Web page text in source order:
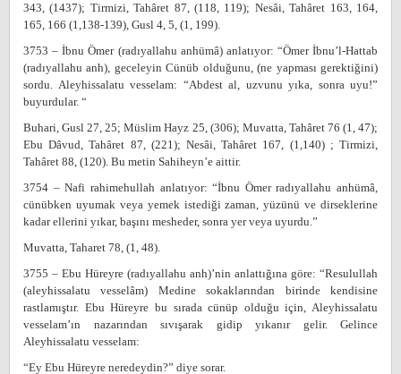
343, (1437); Tirmizi, Tahâret 87, (118, 119); Nesâi, Tahâret 163, 164,
165, 166 (1,138-139), Gusl 4, 5, (1, 199).
3753 – İbnu Ömer (radıyallahu anhümâ) anlatıyor: “Ömer İbnu’l-Hattab
(radıyallahu anh), geceleyin Cünüb olduğunu, (ne yapması gerektiğini)
sordu. Aleyhissalatu vesselam: “Abdest al, uzvunu yıka, sonra uyu!”
buyurdular. “
Buhari, Gusl 27, 25; Müslim Hayz 25, (306); Muvatta, Tahâret 76 (1, 47);
Ebu Dâvud, Tahâret 87, (221); Nesâi, Tahâret 167, (1,140) ; Tirmizi,
Tahâret 88, (120). Bu metin Sahiheyn’e aittir.
3754 – Nafi rahimehullah anlatıyor: “İbnu Ömer radıyallahu anhümâ,
cünübken uyumak veya yemek istediği zaman, yüzünü ve dirseklerine
kadar ellerini yıkar, başını mesheder, sonra yer veya uyurdu.”
Muvatta, Taharet 78, (1, 48).
3755 – Ebu Hüreyre (radıyallahu anh)’nin anlattığına göre: “Resulullah
(aleyhissalatu vesselâm) Medine sokaklarından birinde kendisine
rastlamıştır. Ebu Hüreyre bu sırada cünüp olduğu için, Aleyhissalatu
vesselam’ın nazarından sıvışarak gidip yıkanır gelir. Gelince
Aleyhissalatu vesselam:
“Ey Ebu Hüreyre neredeydin?” diye sorar.